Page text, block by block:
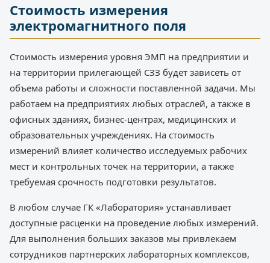
Стоимость измерения
электромагнитного поля
Стоимость измерения уровня ЭМП на предприятии и
на территории прилегающей СЗЗ будет зависеть от
объема работы и сложности поставленной задачи. Мы
работаем на предприятиях любых отраслей, а также в
офисных зданиях, бизнес-центрах, медицинских и
образовательных учреждениях. На стоимость
измерений влияет количество исследуемых рабочих
мест и контрольных точек на территории, а также
требуемая срочность подготовки результатов.
В любом случае ГК «Лаборатория» устанавливает
доступные расценки на проведение любых измерений.
Для выполнения больших заказов мы привлекаем
сотрудников партнерских лабораторных комплексов,